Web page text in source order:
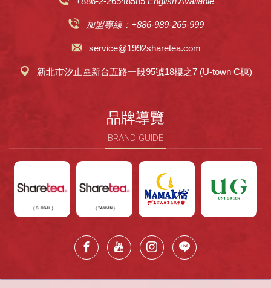
加盟專線：+886-989-265-999
service@1992sharetea.com
新北市汐止區新台五路一段95號18樓之7 (U-town C棟)
品牌導覽
BRAND GUIDE